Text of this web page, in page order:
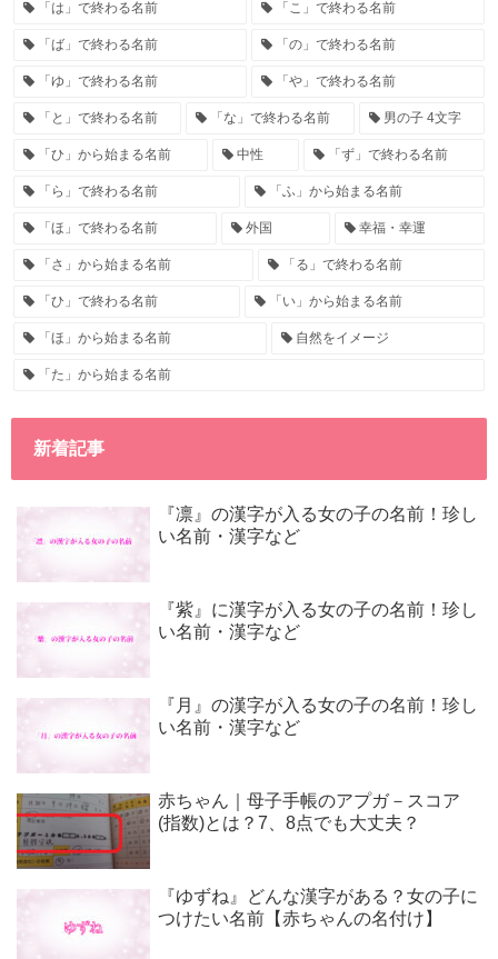
「は」で終わる名前 「こ」で終わる名前
「ば」で終わる名前 「の」で終わる名前
「ゆ」で終わる名前 「や」で終わる名前
「と」で終わる名前 「な」で終わる名前 男の子 4文字
「ひ」から始まる名前 中性 「ず」で終わる名前
「ら」で終わる名前 「ふ」から始まる名前
「ほ」で終わる名前 外国 幸福・幸運
「さ」から始まる名前 「る」で終わる名前
「ひ」で終わる名前 「い」から始まる名前
「ほ」から始まる名前 自然をイメージ
「た」から始まる名前
新着記事
『凛』の漢字が入る女の子の名前！珍し
い名前・漢字など
『紫』に漢字が入る女の子の名前！珍し
い名前・漢字など
『月』の漢字が入る女の子の名前！珍し
い名前・漢字など
赤ちゃん｜母子手帳のアプガ－スコア
(指数)とは？7、8点でも大丈夫？
『ゆずね』どんな漢字がある？女の子に
つけたい名前【赤ちゃんの名付け】